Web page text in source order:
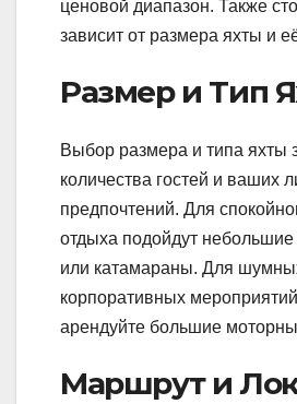
ценовой диапазон. Также
зависит от размера яхты и
Размер и Тип
Выбор размера и типа яхты
количества гостей и ваших
предпочтений. Для
отдыха подойдут
или катамараны. Для
корпоративных
арендуйте большие
Маршрут и